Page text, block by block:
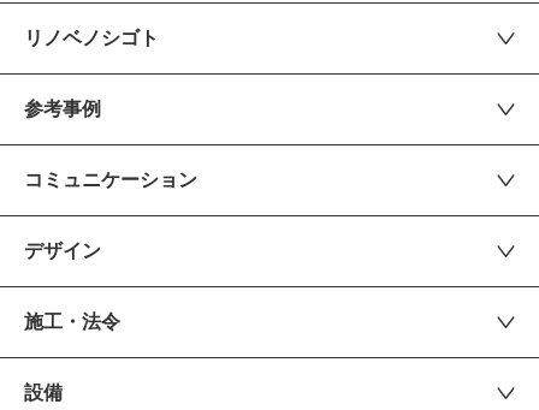
リノベノシゴト
参考事例
コミュニケーション
デザイン
施工・法令
設備